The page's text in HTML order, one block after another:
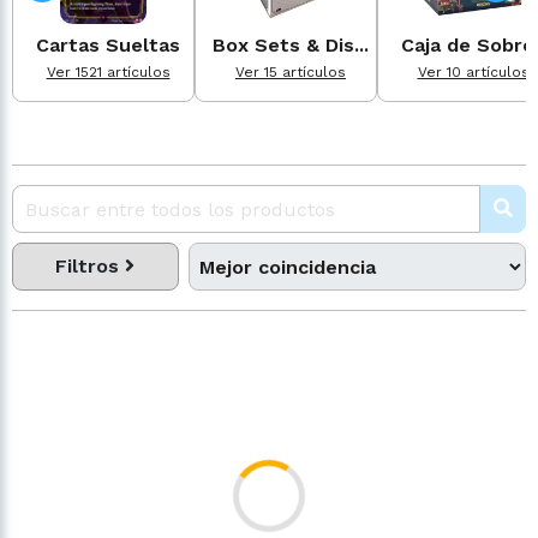
Cartas Sueltas
Ver 1521 artículos
Box Sets & Dis...
Ver 15 artículos
Caja de
Ver 10 artículos
Filtros